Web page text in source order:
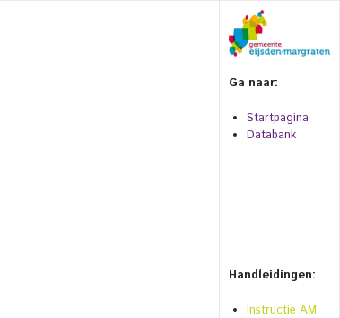
Ga naar:
Startpagina
Databank
Handleidingen:
Instructie AM